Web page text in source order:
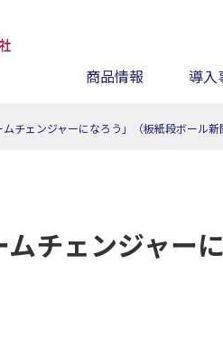
商品情報 導入
チェンジャーになろう」（板紙段ボール
チェンジャー